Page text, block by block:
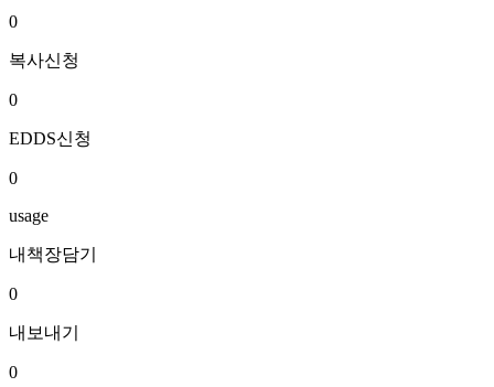
0
복사신청
0
EDDS신청
0
usage
내책장담기
0
내보내기
0